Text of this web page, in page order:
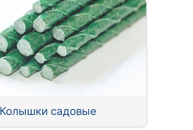
Колышки садовые